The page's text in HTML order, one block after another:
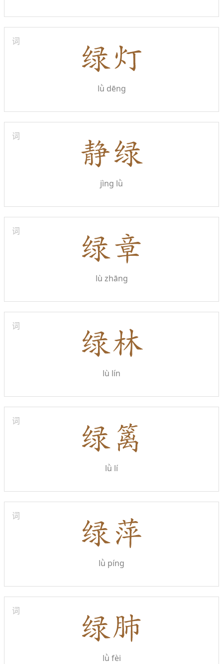
词
lǜ dēng
词
jìng lǜ
词
lù zhāng
词
lù lín
词
lǜ lí
词
lǜ píng
词
lǜ fèi